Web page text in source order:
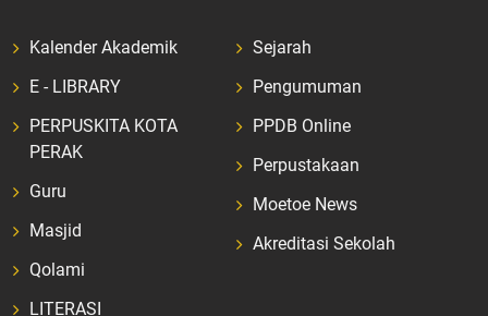
Kalender Akademik
E - LIBRARY
PERPUSKITA KOTA
PERAK
Guru
Masjid
Qolami
LITERASI
Sejarah
Pengumuman
PPDB Online
Perpustakaan
Moetoe News
Akreditasi Sekolah